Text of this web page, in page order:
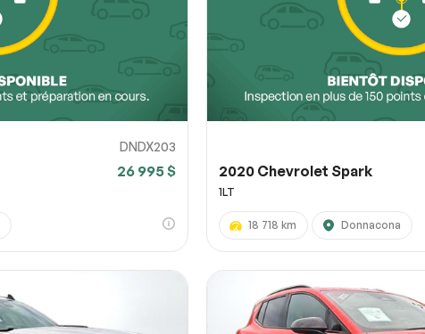
DNDX203
26 995 $ 2020 Chevrolet Spark
1LT
18 718 km Donnacona